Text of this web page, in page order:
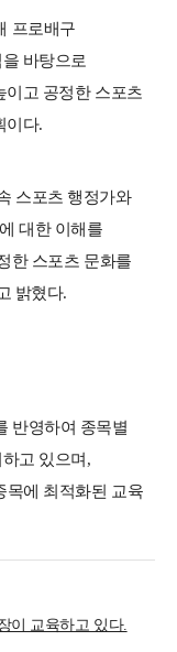
프로배구
바탕으로
이고 공정한 스포츠
이다.
스포츠 행정가와
대한 이해를
한 스포츠 문화를
밝혔다.
반영하여 종목별
고 있으며,
목에 최적화된 교육
이 교육하고 있다.